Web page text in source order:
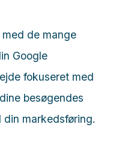
de mange
Google
fokuseret med
besøgendes
markedsføring.